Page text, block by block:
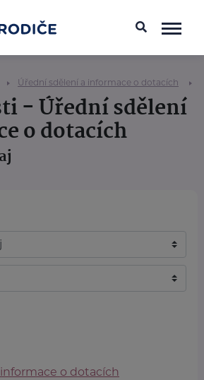
Úřední sdělení a informace o dotacích
- Úřední sdělení
o dotacích
o dotacích